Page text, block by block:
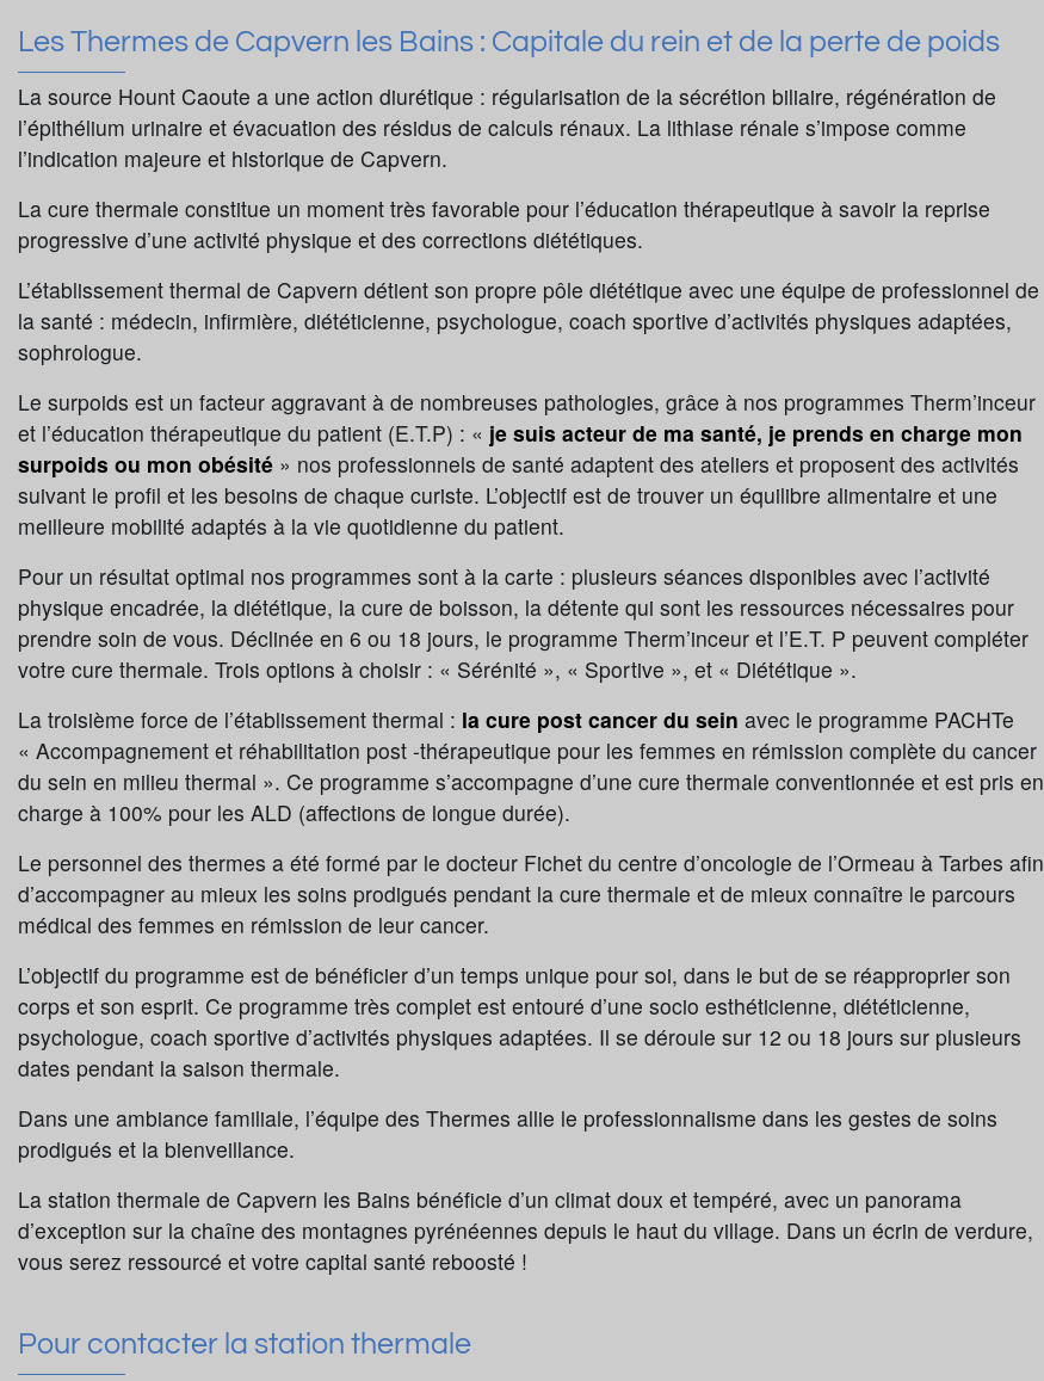
Les Thermes de Capvern les Bains : Capitale du rein et de la perte de poids
La source Hount Caoute a une action diurétique : régularisation de la sécrétion biliaire, régénération de
l’épithélium urinaire et évacuation des résidus de calculs rénaux. La lithiase rénale s’impose comme
l’indication majeure et historique de Capvern.
La cure thermale constitue un moment très favorable pour l’éducation thérapeutique à savoir la reprise
progressive d’une activité physique et des corrections diététiques.
L’établissement thermal de Capvern détient son propre pôle diététique avec une équipe de professionnel de
la santé : médecin, infirmière, diététicienne, psychologue, coach sportive d’activités physiques adaptées,
sophrologue.
Le surpoids est un facteur aggravant à de nombreuses pathologies, grâce à nos programmes Therm’inceur
et l’éducation thérapeutique du patient (E.T.P) : « je suis acteur de ma santé, je prends en charge mon
surpoids ou mon obésité » nos professionnels de santé adaptent des ateliers et proposent des activités
suivant le profil et les besoins de chaque curiste. L’objectif est de trouver un équilibre alimentaire et une
meilleure mobilité adaptés à la vie quotidienne du patient.
Pour un résultat optimal nos programmes sont à la carte : plusieurs séances disponibles avec l’activité
physique encadrée, la diététique, la cure de boisson, la détente qui sont les ressources nécessaires pour
prendre soin de vous. Déclinée en 6 ou 18 jours, le programme Therm’inceur et l’E.T. P peuvent compléter
votre cure thermale. Trois options à choisir : « Sérénité », « Sportive », et « Diététique ».
La troisième force de l’établissement thermal : la cure post cancer du sein avec le programme PACHTe
« Accompagnement et réhabilitation post -thérapeutique pour les femmes en rémission complète du cancer
du sein en milieu thermal ». Ce programme s’accompagne d’une cure thermale conventionnée et est pris en
charge à 100% pour les ALD (affections de longue durée).
Le personnel des thermes a été formé par le docteur Fichet du centre d’oncologie de l’Ormeau à Tarbes afin
d’accompagner au mieux les soins prodigués pendant la cure thermale et de mieux connaître le parcours
médical des femmes en rémission de leur cancer.
L’objectif du programme est de bénéficier d’un temps unique pour soi, dans le but de se réapproprier son
corps et son esprit. Ce programme très complet est entouré d’une socio esthéticienne, diététicienne,
psychologue, coach sportive d’activités physiques adaptées. Il se déroule sur 12 ou 18 jours sur plusieurs
dates pendant la saison thermale.
Dans une ambiance familiale, l’équipe des Thermes allie le professionnalisme dans les gestes de soins
prodigués et la bienveillance.
La station thermale de Capvern les Bains bénéficie d’un climat doux et tempéré, avec un panorama
d’exception sur la chaîne des montagnes pyrénéennes depuis le haut du village. Dans un écrin de verdure,
vous serez ressourcé et votre capital santé reboosté !
Pour contacter la station thermale